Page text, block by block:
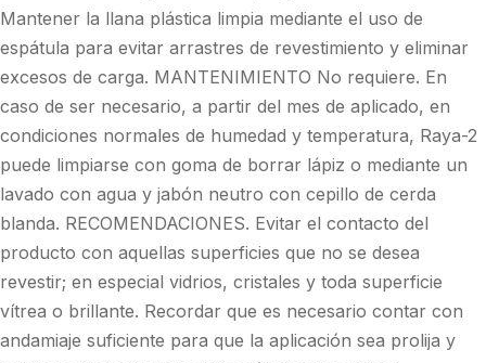
Mantener la llana plástica limpia mediante el uso de
espátula para evitar arrastres de revestimiento y eliminar
excesos de carga. MANTENIMIENTO No requiere. En
caso de ser necesario, a partir del mes de aplicado, en
condiciones normales de humedad y temperatura, Raya-2
puede limpiarse con goma de borrar lápiz o mediante un
lavado con agua y jabón neutro con cepillo de cerda
blanda. RECOMENDACIONES. Evitar el contacto del
producto con aquellas superficies que no se desea
revestir; en especial vidrios, cristales y toda superficie
vítrea o brillante. Recordar que es necesario contar con
andamiaje suficiente para que la aplicación sea prolija y